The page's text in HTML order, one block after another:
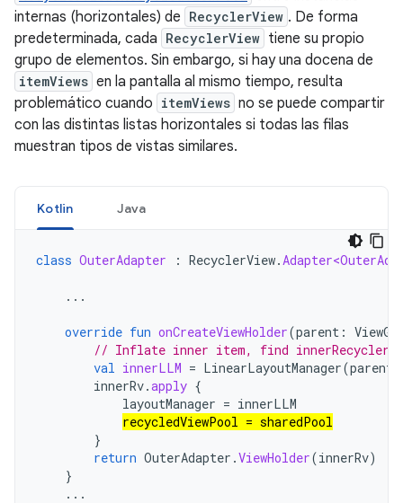
internas (horizontales) de RecyclerView . De forma
predeterminada, cada RecyclerView tiene su propio
grupo de elementos. Sin embargo, si hay una docena de
itemViews en la pantalla al mismo tiempo, resulta
problemático cuando itemViews no se puede compartir
con las distintas listas horizontales si todas las filas
muestran tipos de vistas similares.
Kotlin Java
class OuterAdapter : RecyclerView.
...
override fun onCreateViewHolder(parent :
// Inflate inner item, find
val innerLLM = LinearLayoutManager(parent
innerRv.apply {
layoutManager = innerLLM
recycledViewPool = sharedPool
}
return OuterAdapter .ViewHolder(innerRv)
}
...